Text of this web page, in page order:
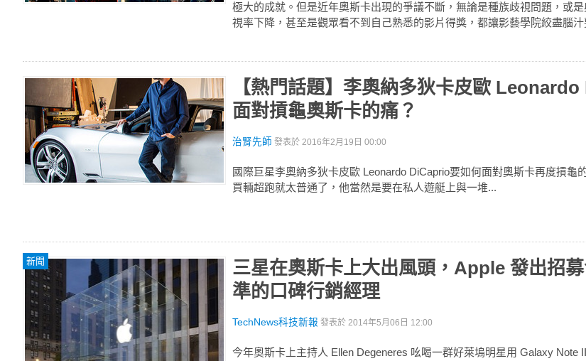
極大的成就。但是近年奧斯卡出現的爭議不斷，無論是種族歧視問題，或
視率下降，甚至是觀眾看不到自己熟悉的影片得獎，都讓影藝學院絞盡腦汁
【熱門話題】李奧納多狄卡皮歐
面對摃龜奧斯卡的痛？
治腎先師 發表於 2016年2月19日 00:00
國際巨星李奧納多狄卡皮歐 Leonardo DiCaprio要如何面對奧斯卡再度摃龜
買輛超跑就太普通了，他當然是要在私人遊艇上與一堆...
新聞
三星在奧斯卡上大出風頭，Apple 發出招
準的口碑行銷經理
TechNews科技新報 發表於 2014年5月06日 12:00
今年奧斯卡上主持人 Ellen Degeneres 吆喝一群好萊塢明星用 Galaxy Note